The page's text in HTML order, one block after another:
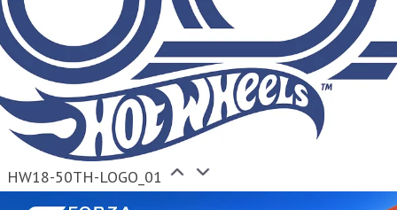
HW18-50TH-LOGO_01